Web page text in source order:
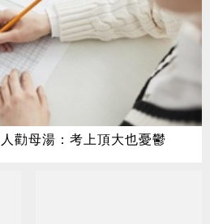
勸母湯：考上頂大也憂鬱